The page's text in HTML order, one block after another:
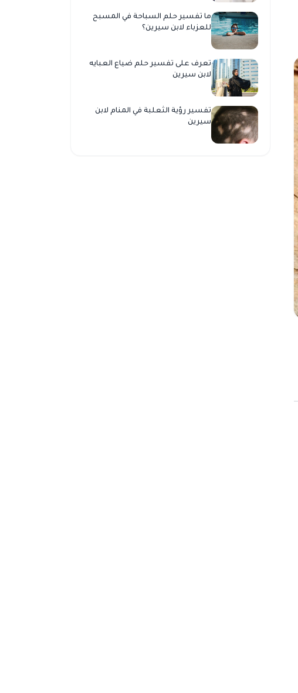
ما تفسير حلم السباحة في المسبح
للعزباء لابن سيرين؟
تعرف على تفسير حلم ضياع العبايه
لابن سيرين
تفسير رؤية الثعلبة في المنام لابن
سيرين